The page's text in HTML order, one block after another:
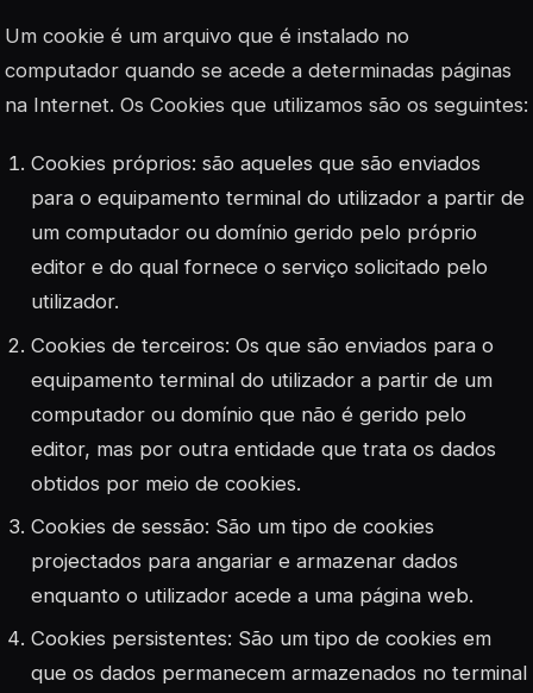
Um cookie é um arquivo que é instalado no
computador quando se acede a determinadas páginas
na Internet. Os Cookies que utilizamos são os seguintes:
Cookies próprios: são aqueles que são enviados
para o equipamento terminal do utilizador a partir de
um computador ou domínio gerido pelo próprio
editor e do qual fornece o serviço solicitado pelo
utilizador.
Cookies de terceiros: Os que são enviados para o
equipamento terminal do utilizador a partir de um
computador ou domínio que não é gerido pelo
editor, mas por outra entidade que trata os dados
obtidos por meio de cookies.
Cookies de sessão: São um tipo de cookies
projectados para angariar e armazenar dados
enquanto o utilizador acede a uma página web.
Cookies persistentes: São um tipo de cookies em
que os dados permanecem armazenados no terminal